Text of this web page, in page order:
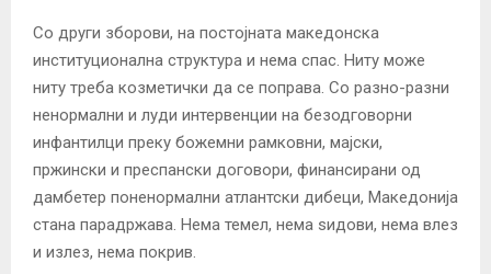
Со други зборови, на постојната македонска
институционална структура и нема спас. Ниту може
ниту треба козметички да се поправа. Со разно-разни
ненормални и луди интервенции на безодговорни
инфантилци преку божемни рамковни, мајски,
пржински и преспански договори, финансирани од
дамбетер поненормални атлантски дибеци, Македонија
стана парадржава. Нема темел, нема ѕидови, нема влез
и излез, нема покрив.